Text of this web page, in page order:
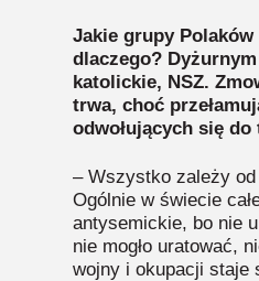
Jakie grupy
dlaczego?
katolickie, NSZ.
trwa, choć
odwołujących się
– Wszystko zależy
Ogólnie w świecie
antysemickie, bo nie
nie mogło uratować,
wojny i okupacji staje